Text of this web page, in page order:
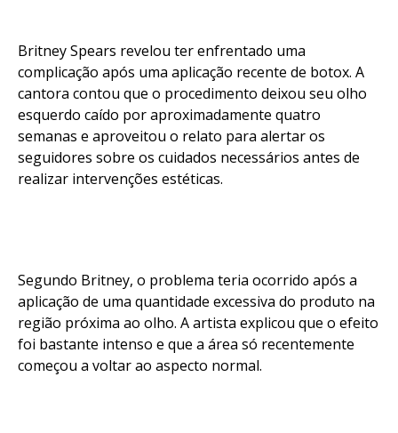
Britney Spears revelou ter enfrentado uma
complicação após uma aplicação recente de botox. A
cantora contou que o procedimento deixou seu olho
esquerdo caído por aproximadamente quatro
semanas e aproveitou o relato para alertar os
seguidores sobre os cuidados necessários antes de
realizar intervenções estéticas.
Segundo Britney, o problema teria ocorrido após a
aplicação de uma quantidade excessiva do produto na
região próxima ao olho. A artista explicou que o efeito
foi bastante intenso e que a área só recentemente
começou a voltar ao aspecto normal.